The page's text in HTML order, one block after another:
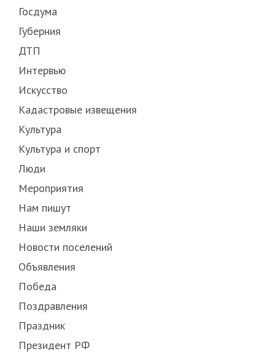
Госдума
Губерния
ДТП
Интервью
Искусство
Кадастровые извещения
Культура
Культура и спорт
Люди
Мероприятия
Нам пишут
Наши земляки
Новости поселений
Объявления
Победа
Поздравления
Праздник
Президент РФ